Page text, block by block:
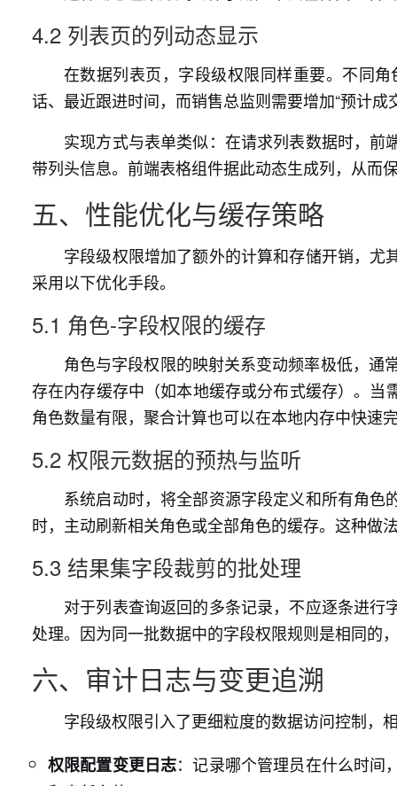
4.2 列表页的列动态显示
在数据列表页，字段级权限同样重要。不同
话、最近跟进时间，而销售总监则需要增加“预计成
实现方式与表单类似：在请求列表数据时，
带列头信息。前端表格组件据此动态生成列，从而
五、性能优化与缓存策略
字段级权限增加了额外的计算和存储开销，
采用以下优化手段。
5.1 角色-字段权限的缓存
角色与字段权限的映射关系变动频率极低，通
存在内存缓存中（如本地缓存或分布式缓存）。
角色数量有限，聚合计算也可以在本地内存中快速
5.2 权限元数据的预热与监听
系统启动时，将全部资源字段定义和所有角
时，主动刷新相关角色或全部角色的缓存。这种做
5.3 结果集字段裁剪的批处理
对于列表查询返回的多条记录，不应逐条进
处理。因为同一批数据中的字段权限规则是相同的
六、审计日志与变更追溯
字段级权限引入了更细粒度的数据访问控制，
权限配置变更日志：记录哪个管理员在什么时间